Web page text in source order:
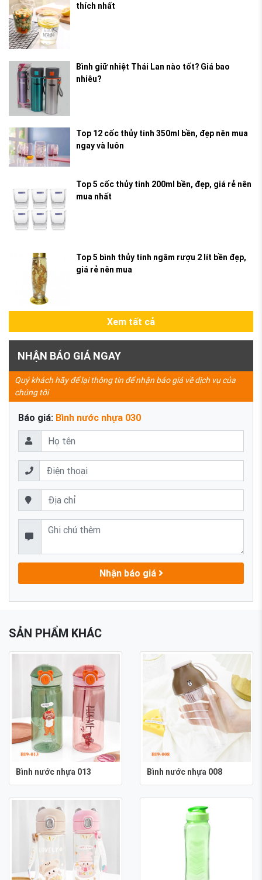
thích nhất
Bình giữ nhiệt Thái Lan nào tốt? Giá bao
nhiêu?
Top 12 cốc thủy tinh 350ml bền, đẹp nên mua
ngay và luôn
Top 5 cốc thủy tinh 200ml bền, đẹp, giá rẻ nên
mua nhất
Top 5 bình thủy tinh ngâm rượu 2 lít bền đẹp,
giá rẻ nên mua
Xem tất cả
NHẬN BÁO GIÁ NGAY
Quý khách hãy để lại thông tin để nhận báo giá về dịch vụ của
chúng tôi
Báo giá: Bình nước nhựa 030
Nhận báo giá
SẢN PHẨM KHÁC
Bình nước nhựa 013 Bình nước nhựa 008